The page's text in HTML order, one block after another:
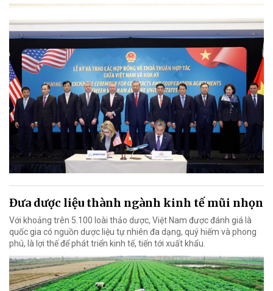
Đưa dược liệu thành ngành kinh tế mũi nhọn
Với khoảng trên 5.100 loài thảo dược, Việt Nam được đánh giá là
quốc gia có nguồn dược liệu tự nhiên đa dạng, quý hiếm và phong
phú, là lợi thế để phát triển kinh tế, tiến tới xuất khẩu.